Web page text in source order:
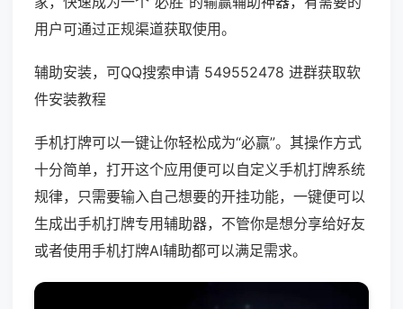
用户可通过正规渠道获取使用。
辅助安装，可QQ搜索申请 549552478 进群获取软
件安装教程
手机打牌可以一键让你轻松成为“必赢”。其操作方式
十分简单，打开这个应用便可以自定义手机打牌系统
规律，只需要输入自己想要的开挂功能，一键便可以
生成出手机打牌专用辅助器，不管你是想分享给好友
或者使用手机打牌AI辅助都可以满足需求。